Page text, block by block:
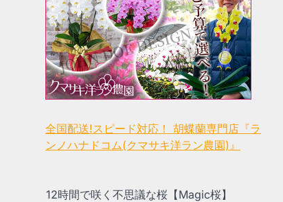
全国配送!スピード対応！ 胡蝶蘭専門店『ラ
ンノハナドコム(クマサキ洋ラン農園)』
12時間で咲く不思議な桜【Magic桜】